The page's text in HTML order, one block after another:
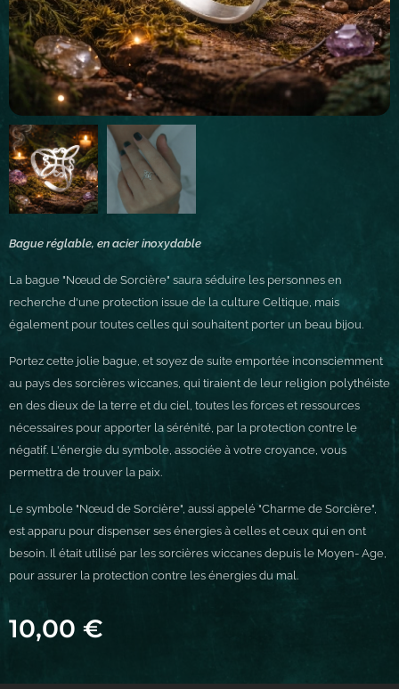
Bague réglable, en acier inoxydable
La bague "Nœud de Sorcière" saura séduire les personnes en
recherche d'une protection issue de la culture Celtique, mais
également pour toutes celles qui souhaitent porter un beau bijou.
Portez cette jolie bague, et soyez de suite emportée inconsciemment
au pays des sorcières wiccanes, qui tiraient de leur religion polythéiste
en des dieux de la terre et du ciel, toutes les forces et ressources
nécessaires pour apporter la sérénité, par la protection contre le
négatif. L'énergie du symbole, associée à votre croyance, vous
permettra de trouver la paix.
Le symbole "Nœud de Sorcière", aussi appelé "Charme de Sorcière",
est apparu pour dispenser ses énergies à celles et ceux qui en ont
besoin. Il était utilisé par les sorcières wiccanes depuis le Moyen- Age,
pour assurer la protection contre les énergies du mal.
10,00 €